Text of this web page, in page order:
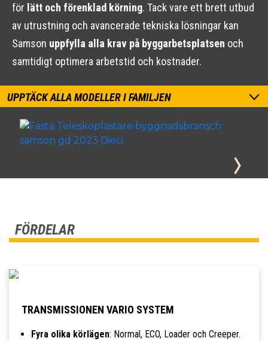
för lätt och förenklad körning. Tack vare ett brett utbud
av utrustning och avancerade tekniska lösningar kan
Samson uppfylla alla krav på byggarbetsplatsen och
samtidigt optimera arbetstid och kostnader.
UPPTÄCK ALLA MODELLER I FAMILJEN
FÖRDELAR
TRANSMISSIONEN VARIO SYSTEM
Fyra olika körlägen: Normal, ECO, Loader och Creeper.